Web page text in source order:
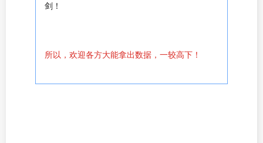
剑！
所以，欢迎各方大能拿出数据，一较高下！